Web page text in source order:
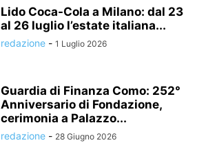
Lido Coca-Cola a Milano: dal 23
al 26 luglio l’estate italiana...
redazione - 1 Luglio 2026
Guardia di Finanza Como: 252°
Anniversario di Fondazione,
cerimonia a Palazzo...
redazione - 28 Giugno 2026